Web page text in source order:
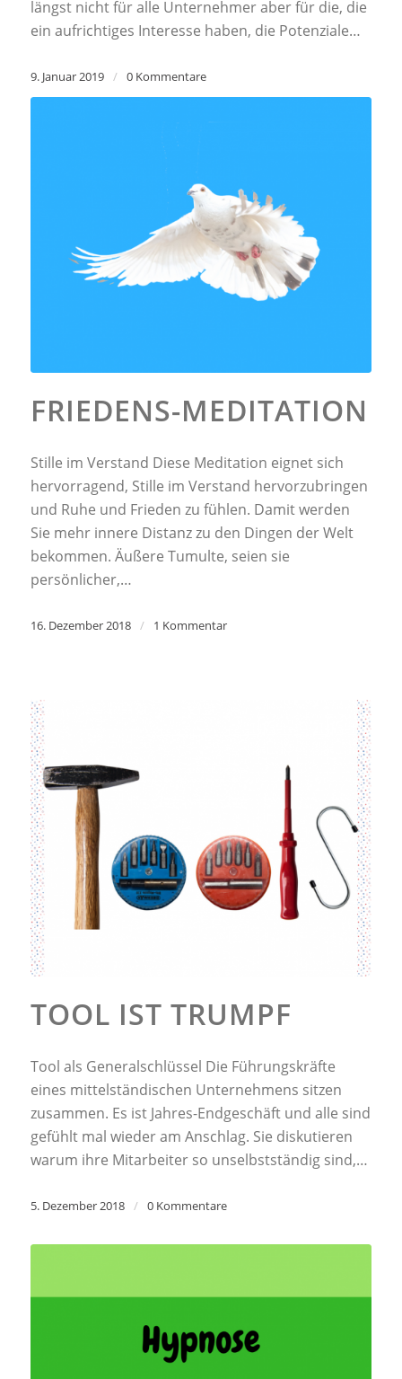
längst nicht für alle Unternehmer aber für die, die
ein aufrichtiges Interesse haben, die Potenziale…
9. Januar 2019 / 0 Kommentare
FRIEDENS-MEDITATION
Stille im Verstand Diese Meditation eignet sich
hervorragend, Stille im Verstand hervorzubringen
und Ruhe und Frieden zu fühlen. Damit werden
Sie mehr innere Distanz zu den Dingen der Welt
bekommen. Äußere Tumulte, seien sie
persönlicher,…
16. Dezember 2018 / 1 Kommentar
TOOL IST TRUMPF
Tool als Generalschlüssel Die Führungskräfte
eines mittelständischen Unternehmens sitzen
zusammen. Es ist Jahres-Endgeschäft und alle sind
gefühlt mal wieder am Anschlag. Sie diskutieren
warum ihre Mitarbeiter so unselbstständig sind,…
5. Dezember 2018 / 0 Kommentare